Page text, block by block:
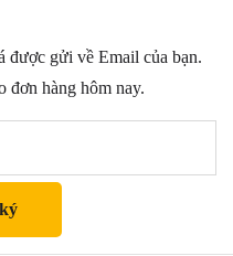
được gửi về Email của bạn.
đơn hàng hôm nay.